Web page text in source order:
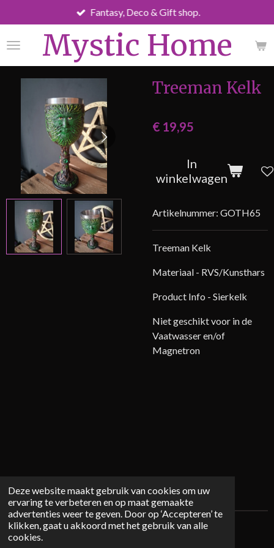
Deze website maakt gebruik van cookies om uw
ervaring te verbeteren en op maat gemaakte
advertenties weer te geven. Door op ‘Accepteren’ te
klikken, gaat u akkoord met het gebruik van alle
cookies.
direct
naar
Mystic Home
Fantasy, Deco & Gift shop.
Treeman Kelk
€ 19,95
In
winkelwagen
Artikelnummer: GOTH65
Treeman Kelk
Materiaal - RVS/Kunsthars
Product Info - Sierkelk
Niet geschikt voor in de
Vaatwasser en/of
Magnetron
© 2026 Mystichome.nl